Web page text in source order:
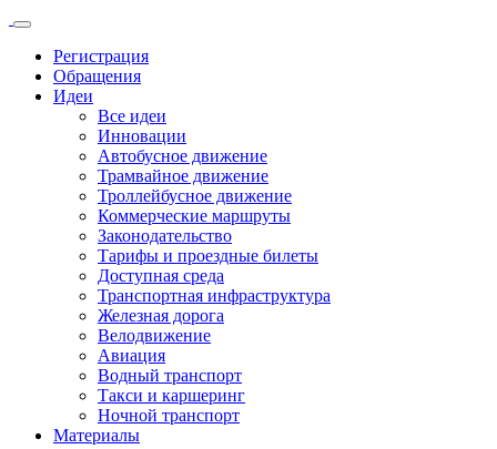
Регистрация
Обращения
Идеи
Все идеи
Инновации
Автобусное движение
Трамвайное движение
Троллейбусное движение
Коммерческие маршруты
Законодательство
Тарифы и проездные билеты
Доступная среда
Транспортная инфраструктура
Железная дорога
Велодвижение
Авиация
Водный транспорт
Такси и каршеринг
Ночной транспорт
Материалы